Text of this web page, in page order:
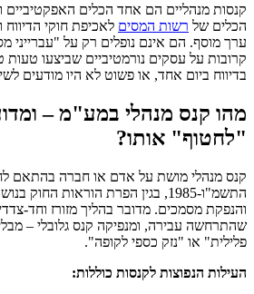
קנסות מנהליים הם אחד הכלים האפקטיביים
הכלים של רשות המסים לאכיפת חוקי
ערך מוסף. הם אינם נופלים רק על "עברייני
קרובות על עסקים נורמטיביים שביצעו טעות
בדיווח ביום אחד, או פשוט לא היו מודעים
מהו קנס מנהלי במע"מ –
"לחטוף" אותו?
קנס מנהלי מושת על אדם או חברה בהתאם
התשמ"ו-1985, בגין הפרת הוראות החוק
והנפקת מסמכים. מדובר בהליך מזורז וחד-
שהתרחשה עבירה, ומנפיקה קנס גלובלי –
פלילית" או "נזק כספי לקופה".
העילות הנפוצות לקנסות כוללות: